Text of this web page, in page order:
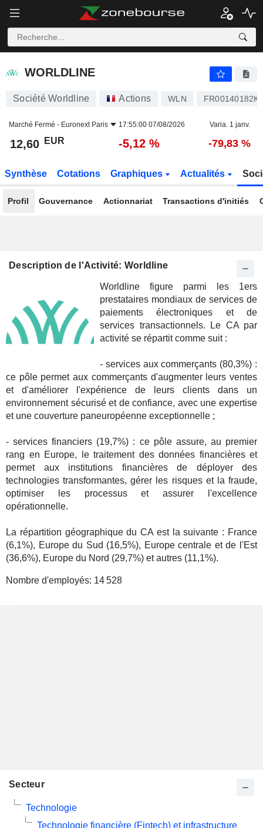
WORLDLINE
WORLDLINE
Société Worldline Actions WLN
Marché Fermé - Euronext Paris 17:55:00 07/08/2026 Varia. 1 janv.
12,60 EUR -5,12 % -79,83 %
Synthèse Cotations Graphiques Actualités
Profil Gouvernance Actionnariat Transactions d'initiés
Description de l'Activité: Worldline
Worldline figure parmi les 1ers
prestataires mondiaux de services de
paiements électroniques et de
services transactionnels. Le CA par
activité se répartit comme suit :
- services aux commerçants (80,3%) :
ce pôle permet aux commerçants d'augmenter leurs ventes
et d'améliorer l'expérience de leurs clients dans un
environnement sécurisé et de confiance, avec une expertise
et une couverture paneuropéenne exceptionnelle ;
- services financiers (19,7%) : ce pôle assure, au premier
rang en Europe, le traitement des données financières et
permet aux institutions financières de déployer des
technologies transformantes, gérer les risques et la fraude,
optimiser les processus et assurer l'excellence
opérationnelle.
La répartition géographique du CA est la suivante : France
(6,1%), Europe du Sud (16,5%), Europe centrale et de l'Est
(36,6%), Europe du Nord (29,7%) et autres (11,1%).
Nombre d'employés: 14 528
Secteur
Technologie
Technologie financière (Fintech) et infrastructure